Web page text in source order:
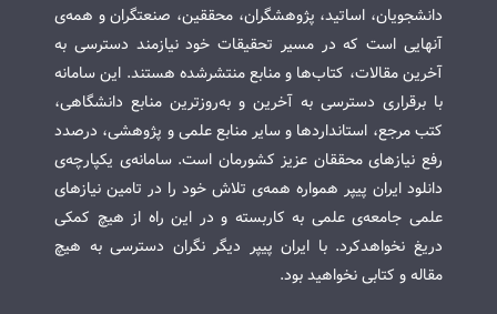
دانشجویان، اساتید، پژوهشگران، محققین، صنعتگران و همه‌ی
آنهایی است که در مسیر تحقیقات خود نیازمند دسترسی به
آخرین مقالات، کتاب‌ها و منابع منتشرشده هستند. این سامانه
با برقراری دسترسی به آخرین و به‌روزترین منابع دانشگاهی،
کتب مرجع، استانداردها و سایر منابع علمی و پژوهشی، درصدد
رفع نیازهای محققان عزیز کشورمان است. سامانه‌ی یکپارچه‌ی
دانلود ایران پیپر همواره همه‌ی تلاش خود را در تامین نیازهای
علمی جامعه‌ی علمی به کاربسته و در این راه از هیچ کمکی
دریغ نخواهدکرد. با ایران پیپر دیگر نگران دسترسی به هیچ
مقاله و کتابی نخواهید بود.